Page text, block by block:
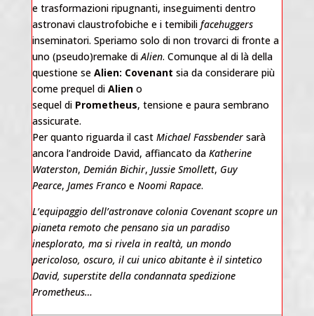
e trasformazioni ripugnanti, inseguimenti dentro
astronavi claustrofobiche e i temibili facehuggers
inseminatori. Speriamo solo di non trovarci di fronte a
uno (pseudo)remake di Alien. Comunque al di là della
questione se Alien: Covenant sia da considerare più
come prequel di Alieno
sequel di Prometheus, tensione e paura sembrano
assicurate.
Per quanto riguarda il cast Michael Fassbendersarà
ancora l’androide David, affiancato da Katherine
Waterston, Demián Bichir, Jussie Smollett, Guy
Pearce, James Francoe Noomi Rapace.
L’equipaggio dell’astronave colonia Covenant scopre un
pianeta remoto che pensano sia un paradiso
inesplorato, ma si rivela in realtà, un mondo
pericoloso, oscuro, il cui unico abitante è il sintetico
David, superstite della condannata spedizione
Prometheus…